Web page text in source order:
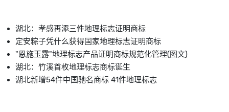
湖北：孝感再添三件地理标志证明商标
定安粽子凭什么获得国家地理标志证明商标
"恩施玉露"地理标志产品证明商标规范化管理(图文)
湖北：竹溪首枚地理标志商标诞生
湖北新增54件中国驰名商标 41件地理标志